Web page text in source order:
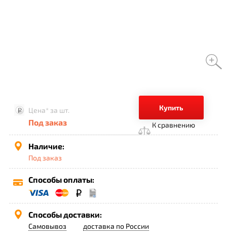
Купить
Цена* за шт.
Под заказ К сравнению
Наличие:
Под заказ
Способы оплаты:
Способы доставки:
Самовывоз доставка по России